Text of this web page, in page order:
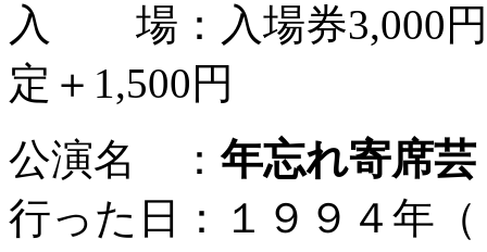
入 場：入場券3,000円
定＋1,500円
公演名 ： 年忘れ寄席
行った日：１９９４年